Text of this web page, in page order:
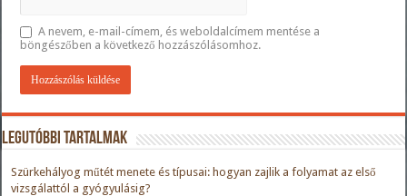
A nevem, e-mail-címem, és weboldalcímem mentése a
böngészőben a következő hozzászólásomhoz.
Legutóbbi tartalmak
Szürkehályog műtét menete és típusai: hogyan zajlik a folyamat az első
vizsgálattól a gyógyulásig?